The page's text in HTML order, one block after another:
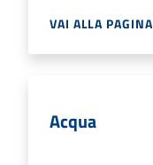
VAI ALLA PAGINA
Acqua